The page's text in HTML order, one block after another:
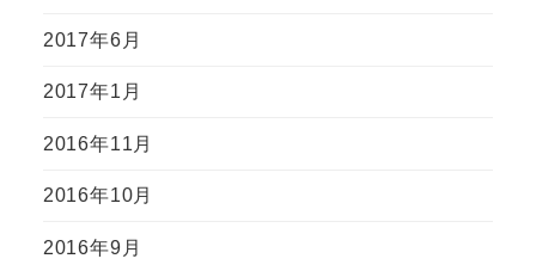
2017年6月
2017年1月
2016年11月
2016年10月
2016年9月